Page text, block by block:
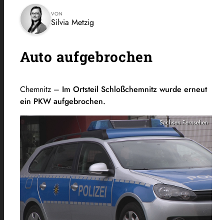
VON
Silvia Metzig
Auto aufgebrochen
Chemnitz – Im Ortsteil Schloßchemnitz wurde erneut
ein PKW aufgebrochen.
Sachsen Fernsehen